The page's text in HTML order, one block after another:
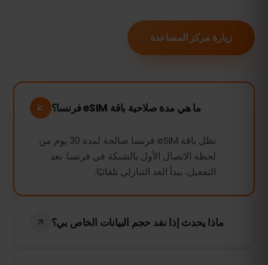
زيارة مركز المساعدة
ما هي مدة صلاحية باقة eSIM فرنسا؟
تظل باقة eSIM فرنسا صالحة لمدة 30 يوم من
لحظة الاتصال الأول بالشبكة في فرنسا. بعد
التفعيل، يبدأ العد التنازلي تلقائيًا.
ماذا يحدث إذا نفد حجم البيانات الخاص بي؟